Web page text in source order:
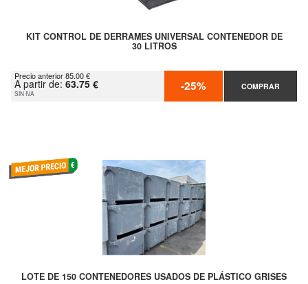
KIT CONTROL DE DERRAMES UNIVERSAL CONTENEDOR DE
30 LITROS
Precio anterior 85.00 €
A partir de: 63.75 €
SIN IVA -25% COMPRAR
LOTE DE 150 CONTENEDORES USADOS DE PLÁSTICO GRISES